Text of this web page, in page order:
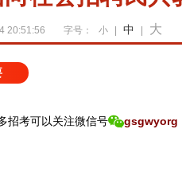
20:51:56 字号： 小 中 大
招考可以关注微信号 gsgwyorg